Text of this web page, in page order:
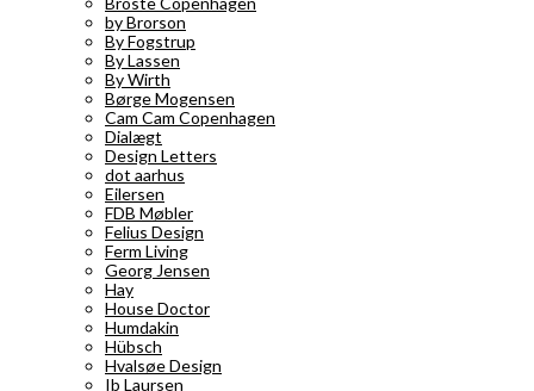
by Brorson
By Fogstrup
By Lassen
By Wirth
Børge Mogensen
Cam Cam Copenhagen
Dialægt
Design Letters
dot aarhus
Eilersen
FDB Møbler
Felius Design
Ferm Living
Georg Jensen
Hay
House Doctor
Humdakin
Hübsch
Hvalsøe Design
Ib Laursen